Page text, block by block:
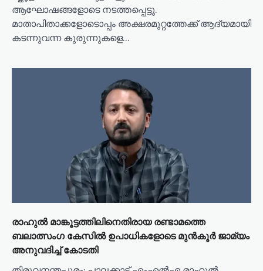
ആഘോഷങ്ങളോടെ നടത്തപ്പെട്ടു.
മാതാപിതാക്കളോടൊപ്പം അക്ഷരമുറ്റത്തേക്ക് ആദ്യമായി
കടന്നുവന്ന കുരുന്നുകളെ…
രാഹുൽ മാങ്കൂട്ടത്തിലിനെതിരായ രണ്ടാമത്തെ
ബലാത്സം​ഗ കേസിൽ ഉപാധികളോടെ മുൻകൂർ ജാമ്യം
അനുവദിച്ച് കോടതി